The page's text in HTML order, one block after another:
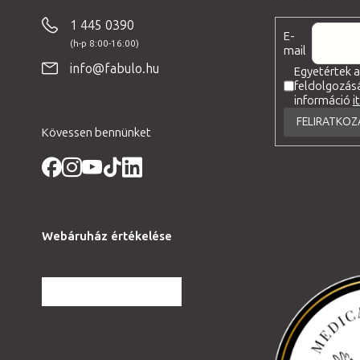
1 445 0390
info@fabulo.hu
Kövessen bennünket
E-
mail
Egyetértek
információ
Webáruház értékelése